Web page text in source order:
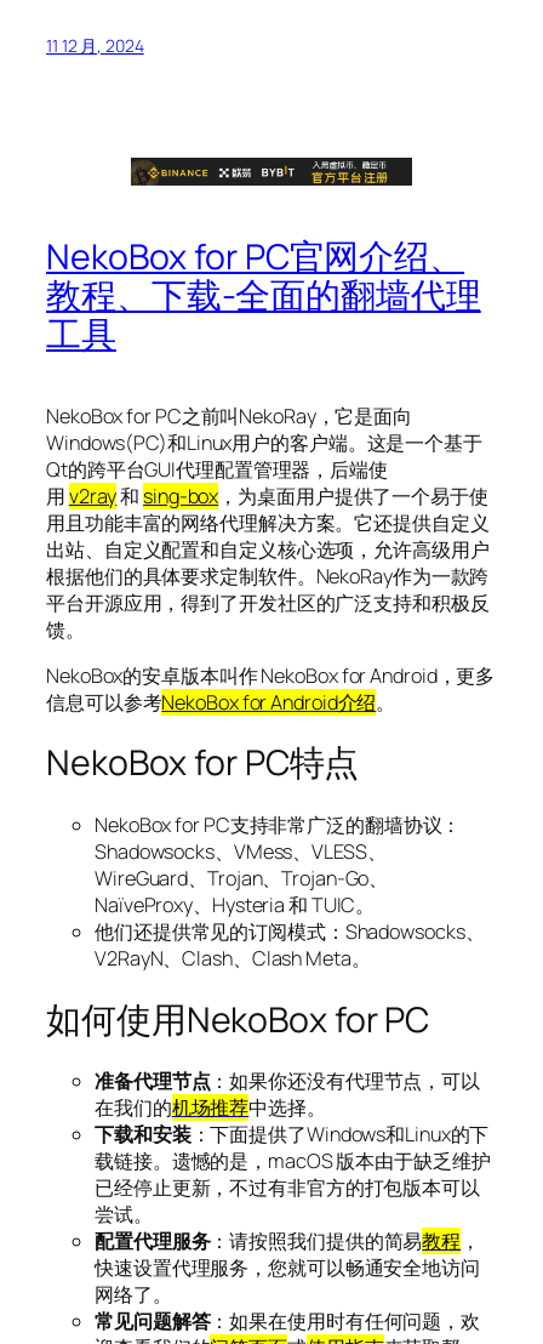
11 12 月, 2024
NekoBox for PC官网介绍、
教程、下载-全面的翻墙代理
工具
NekoBox for PC之前叫NekoRay，它是面向
Windows(PC)和Linux用户的客户端。这是一个基于
Qt的跨平台GUI代理配置管理器，后端使
用v2ray和 sing-box ，为桌面用户提供了一个易于使
用且功能丰富的网络代理解决方案​。它还提供自定义
出站、自定义配置和自定义核心选项，允许高级用户
根据他们的具体要求定制软件。NekoRay作为一款跨
平台开源应用，得到了开发社区的广泛支持和积极反
馈。
NekoBox的安卓版本叫作 NekoBox for Android，更多
信息可以参考NekoBox for Android介绍。
NekoBox for PC特点
NekoBox for PC支持非常广泛的翻墙协议：
Shadowsocks、VMess、VLESS、
WireGuard、Trojan、Trojan-Go、
NaïveProxy、Hysteria 和 TUIC。
他们还提供常见的订阅模式：Shadowsocks、
V2RayN、Clash、Clash Meta。
如何使用NekoBox for PC
准备代理节点：如果你还没有代理节点，可以
在我们的机场推荐中选择。
下载和安装：下面提供了Windows和Linux的下
载链接。遗憾的是，macOS 版本由于缺乏维护
已经停止更新，不过有非官方的打包版本可以
尝试。
配置代理服务：请按照我们提供的简易教程 ，
快速设置代理服务，您就可以畅通安全地访问
网络了。
常见问题解答：如果在使用时有任何问题，欢